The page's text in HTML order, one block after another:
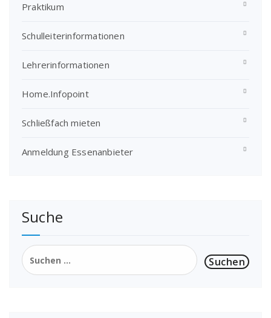
Praktikum
Schulleiterinformationen
Lehrerinformationen
Home.Infopoint
Schließfach mieten
Anmeldung Essenanbieter
Suche
Suchen
nach: